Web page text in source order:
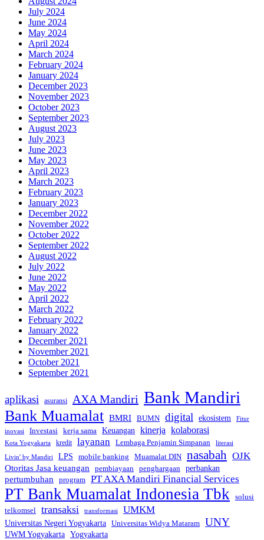
July 2024
June 2024
May 2024
April 2024
March 2024
February 2024
January 2024
December 2023
November 2023
October 2023
September 2023
August 2023
July 2023
June 2023
May 2023
April 2023
March 2023
February 2023
January 2023
December 2022
November 2022
October 2022
September 2022
August 2022
July 2022
June 2022
May 2022
April 2022
March 2022
February 2022
January 2022
December 2021
November 2021
October 2021
September 2021
aplikasi asuransi AXA Mandiri Bank Mandiri
Bank Muamalat BMRI BUMN digital ekosistem Fitur
inovasi Investasi kerja sama Keuangan kinerja kolaborasi
Kota Yogyakarta kredit layanan Lembaga Penjamin Simpanan
literasi
Livin' by Mandiri
LPS mobile banking Muamalat DIN nasabah OJK
Otoritas Jasa keuangan pembiayaan penghargaan perbankan
pertumbuhan program PT AXA Mandiri Financial Services
PT Bank Muamalat Indonesia Tbk solusi
telkomsel transaksi transformasi UMKM
Universitas Negeri Yogyakarta Universitas Widya Mataram UNY
UWM Yogyakarta Yogyakarta